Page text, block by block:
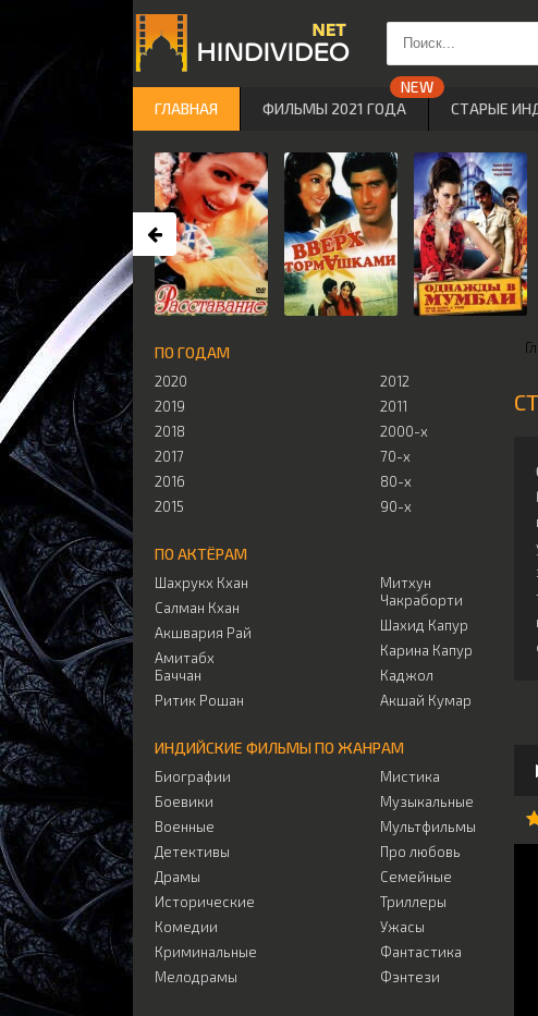
ПО ГОДАМ
2020
2019
2018
2017
2016
2015
2012
2011
2000-х
70-х
80-х
90-х
ПО АКТЁРАМ
Шахрукх Кхан
Салман Кхан
Акшвария Рай
Амитабх
Баччан
Ритик Рошан
Митхун
Чакраборти
Шахид Капур
Карина Капур
Каджол
Акшай Кумар
ИНДИЙСКИЕ ФИЛЬМЫ ПО ЖАНРАМ
Биографии
Боевики
Военные
Детективы
Драмы
Исторические
Комедии
Криминальные
Мелодрамы
Мистика
Музыкальные
Мультфильмы
Про любовь
Семейные
Триллеры
Ужасы
Фантастика
Фэнтези
ГЛАВНАЯ ФИЛЬМЫ 2021 ГОДА СТАРЫЕ